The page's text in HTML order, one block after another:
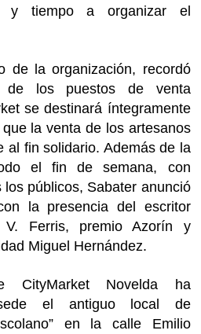
y tiempo a organizar el
de la organización, recordó
de los puestos de venta
se destinará íntegramente
la venta de los artesanos
al fin solidario. Además de la
el fin de semana, con
públicos, Sabater anunció
la presencia del escritor
V. Ferris, premio Azorín y
Miguel Hernández.
CityMarket Novelda ha
el antiguo local de
en la calle Emilio